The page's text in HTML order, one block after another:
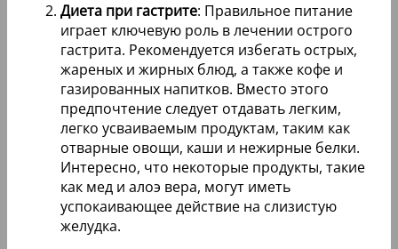
Диета при гастрите: Правильное питание
играет ключевую роль в лечении острого
гастрита. Рекомендуется избегать острых,
жареных и жирных блюд, а также кофе и
газированных напитков. Вместо этого
предпочтение следует отдавать легким,
легко усваиваемым продуктам, таким как
отварные овощи, каши и нежирные белки.
Интересно, что некоторые продукты, такие
как мед и алоэ вера, могут иметь
успокаивающее действие на слизистую
желудка.